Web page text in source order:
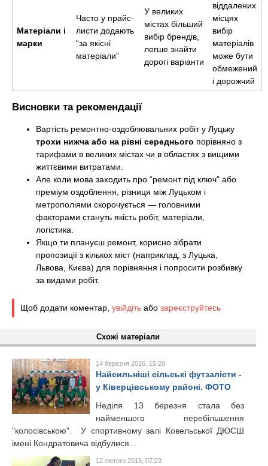
Матеріали і
марки
Часто у прайс-
листи додають
“за якісні
матеріали”
У великих
містах більший
вибір брендів,
легше знайти
дорогі варіанти
віддалених
місцях
вибір
матеріалів
може бути
обмежений
і дорожчий
Висновки та рекомендації
Вартість ремонтно-оздоблювальних робіт у Луцьку
трохи нижча або на рівні середнього порівняно з
тарифами в великих містах чи в областях з вищими
життєвими витратами.
Але коли мова заходить про “ремонт під ключ" або
преміум оздоблення, різниця між Луцьком і
метрополіями скорочується — головними
факторами стануть якість робіт, матеріали,
логістика.
Якщо ти плануєш ремонт, корисно зібрати
пропозиції з кількох міст (наприклад, з Луцька,
Львова, Києва) для порівняння і попросити розбивку
за видами робіт.
Щоб додати коментар, увійдіть або зареєструйтесь
Схожі матеріали
14 березня 2016, 15:28
Найсильніші сільські футзалісти -
у Ківерцівському районі. ФОТО
Неділя 13 березня стала без
найменшого перебільшення
"колосівською". У спортивному залі Ковельської ДЮСШ
імені Кондратовича відбулися...
12 лютого 2015, 07:23